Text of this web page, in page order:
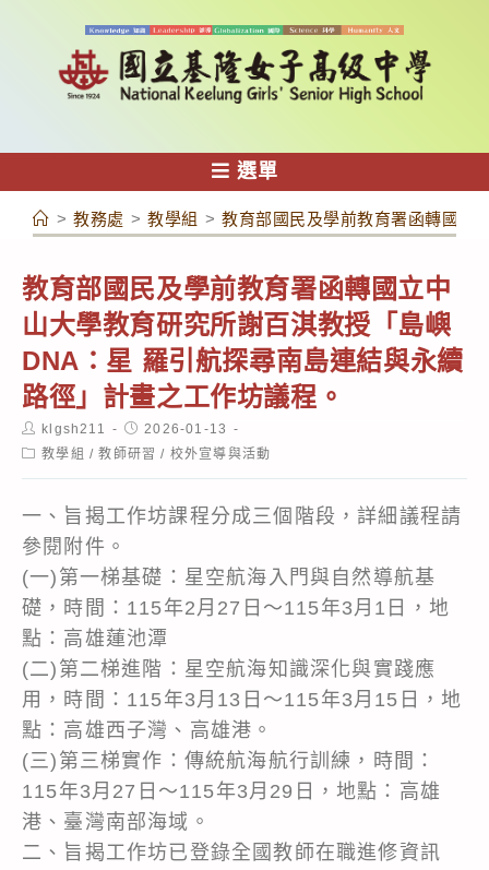
容
選單
> 教務處 > 教學組 > 教育部國民及學前教育署函轉國立
教育部國民及學前教育署函轉國立中
山大學教育研究所謝百淇教授「島嶼
DNA：星 羅引航探尋南島連結與永續
路徑」計畫之工作坊議程。
Post
author:
klgsh211
Post
published:
2026-01-13
Post教學組 / 教師研習 / 校外宣導與活動
一、旨揭工作坊課程分成三個階段，詳細議程請
參閱附件。
(一)第一梯基礎：星空航海入門與自然導航基
礎，時間：115年2月27日～115年3月1日，地
點：高雄蓮池潭
(二)第二梯進階：星空航海知識深化與實踐應
用，時間：115年3月13日～115年3月15日，地
點：高雄西子灣、高雄港。
(三)第三梯實作：傳統航海航行訓練，時間：
115年3月27日～115年3月29日，地點：高雄
港、臺灣南部海域。
二、旨揭工作坊已登錄全國教師在職進修資訊